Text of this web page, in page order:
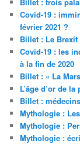
Covid-19 :
février 2021 ?
Billet : Le Brexit
Covid-19 : les
à la fin de 2020
Billet : « La
L’âge d’or de
Billet :
Mythologie :
Mythologie :
Mythologie :